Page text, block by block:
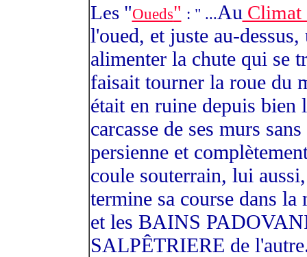
Les "Oueds" : " ...Au Climat
l'oued, et juste au-
alimenter la chute qui se
faisait tourner la roue du
était en ruine depuis bien
carcasse de ses murs
persienne et
coule souterrain, lui
termine sa course dans
et les BAINS
SALPÊTRIERE de